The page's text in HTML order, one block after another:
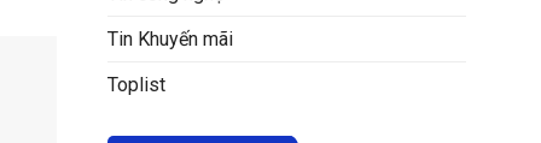
Tin Khuyến mãi
Toplist